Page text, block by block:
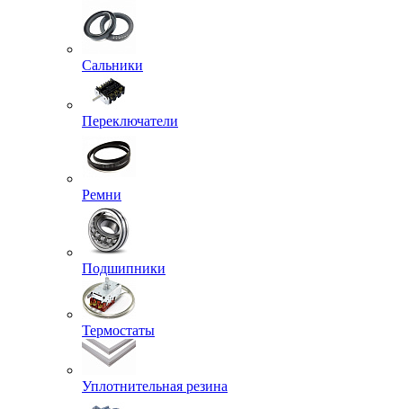
Сальники
Переключатели
Ремни
Подшипники
Термостаты
Уплотнительная резина